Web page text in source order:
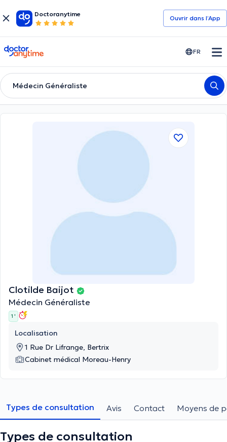
Doctoranytime
Ouvrir dans l’App
doctoranytime FR
Médecin Généraliste
Clotilde Baijot
Médecin Généraliste
1 '
Localisation
1 Rue Dr Lifrange, Bertrix
Cabinet médical Moreau-Henry
Types de consultation Avis Contact Moyens de
Types de consultation